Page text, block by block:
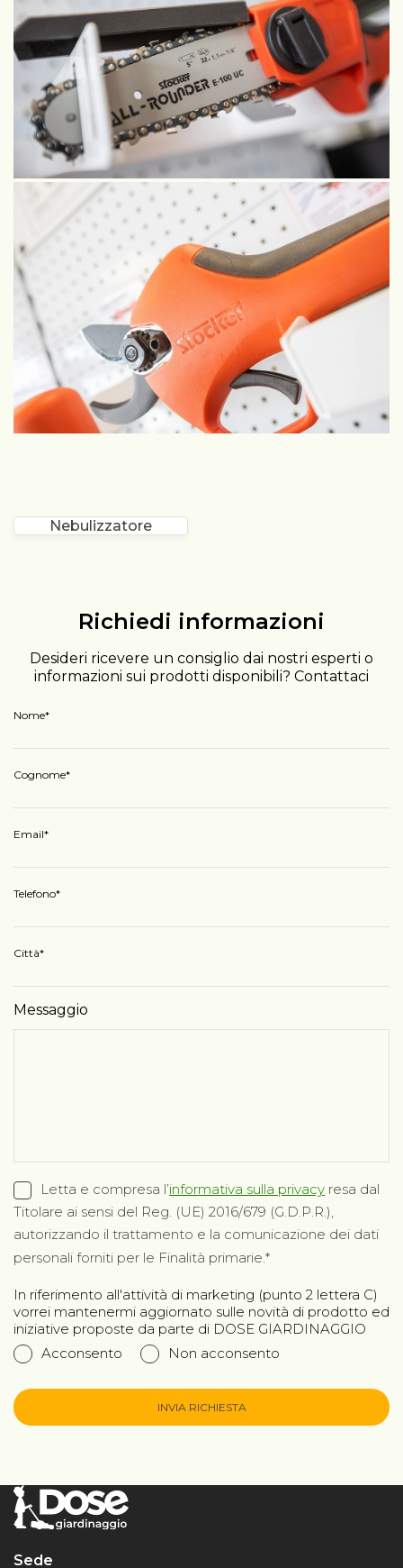
Nebulizzatore
Richiedi informazioni
Desideri ricevere un consiglio dai nostri esperti o
informazioni sui prodotti disponibili? Contattaci
Nome
Cognome
Email
Telefono
Città
Messaggio
Letta e compresa l’informativa sulla privacy resa dal
Titolare ai sensi del Reg. (UE) 2016/679 (G.D.P.R.),
autorizzando il trattamento e la comunicazione dei dati
personali forniti per le Finalità primarie.
In riferimento all'attività di marketing (punto 2 lettera C)
vorrei mantenermi aggiornato sulle novità di prodotto ed
iniziative proposte da parte di DOSE GIARDINAGGIO
Acconsento
Non acconsento
INVIA RICHIESTA
Sede